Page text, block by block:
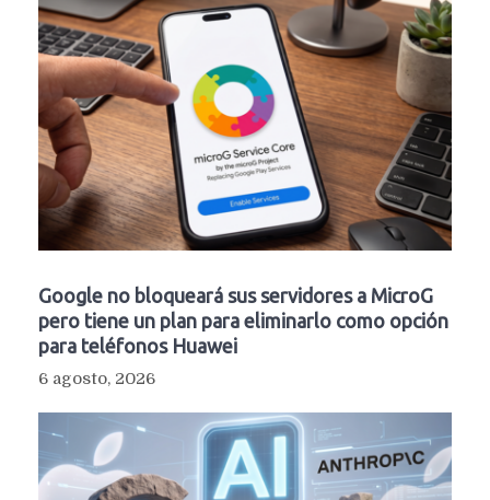
Google no bloqueará sus servidores a MicroG
pero tiene un plan para eliminarlo como opción
para teléfonos Huawei
6 agosto, 2026